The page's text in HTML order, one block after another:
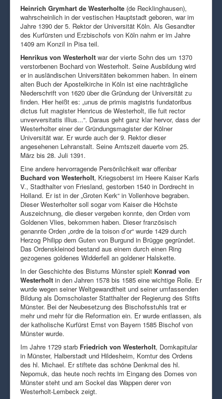
Heinrich Grymhart de Westerholte (de Recklinghausen),
wahrscheinlich in der vestischen Hauptstadt geboren, war im
Jahre 1390 der 5. Rektor der Universität Köln. Als Gesandter
des Kurfürsten und Erzbischofs von Köln nahm er im Jahre
1409 am Konzil in Pisa teil.
Henrikus von Westerholt war der vierte Sohn des um 1370
verstorbenen Bochard von Westerholt. Seine Ausbildung wird
er in ausländischen Universitäten bekommen haben. In einem
alten Buch der Apostelkirche in Köln ist eine nachträgliche
Niederschrift von 1620 über die Gründung der Universität zu
finden. Hier heißt es: „unus de primis magistris fundatoribus
dictus fuit magister Henricus de Westerholt, ille fuit rector
unverversitatis illius...“. Daraus geht ganz klar hervor, dass der
Westerholter einer der Gründungsmagister der Kölner
Universität war. Er wurde auch der 9. Rektor dieser
angesehenen Lehranstalt. Seine Amtszeit dauerte vom 25.
März bis 28. Juli 1391.
Eine andere hervorragende Persönlichkeit war offenbar
Buchard von Westerholt, Kriegsoberst im Heere Kaiser Karls
V., Stadthalter von Friesland, gestorben 1540 in Dordrecht in
Holland. Er ist in der „Groten Kerk“ in Vollenhove begraben.
Dieser Westerholter soll sogar vom Kaiser die Höchste
Auszeichnung, die dieser vergeben konnte, den Orden vom
Goldenen Vlies, bekommen haben. Dieser französisch
genannte Orden „ordre de la toison d’or“ wurde 1429 durch
Herzog Philipp dem Guten von Burgund in Brügge gegründet.
Das Ordenskleinod bestand aus einem durch einen Ring
gezogenes goldenes Widderfell an goldener Halskette.
In der Geschichte des Bistums Münster spielt Konrad von
Westerholt in den Jahren 1578 bis 1585 eine wichtige Rolle. Er
wurde wegen seiner Weltgewandtheit und seiner umfassenden
Bildung als Domscholaster Statthalter der Regierung des Stifts
Münster. Bei der Neubesetzung des Bischofsstuhls trat er
mehr und mehr für die Reformation ein. Er wurde entlassen, als
der katholische Kurfürst Ernst von Bayern 1585 Bischof von
Münster wurde.
Im Jahre 1729 starb Friedrich von Westerholt, Domkapitular
in Münster, Halberstadt und Hildesheim, Komtur des Ordens
des hl. Michael. Er stiftete das schöne Denkmal des hl.
Nepomuk, das heute noch rechts im Eingang des Domes von
Münster steht und am Sockel das Wappen derer von
Westerholt-Lembeck zeigt.